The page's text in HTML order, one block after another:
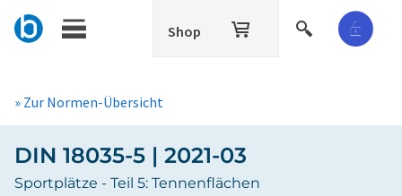
Shop
» Zur Normen-Übersicht
DIN 18035-5 | 2021-03
Sportplätze - Teil 5: Tennenflächen